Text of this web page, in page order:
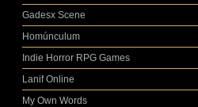
Gadesx Scene
Homúnculum
Indie Horror RPG Games
Lanif Online
My Own Words